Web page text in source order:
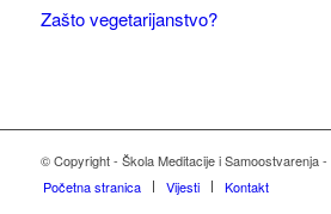
Zašto vegetarijanstvo?
© Copyright - Škola Meditacije i Samoostvarenja -
Početna stranica
Vijesti Kontakt